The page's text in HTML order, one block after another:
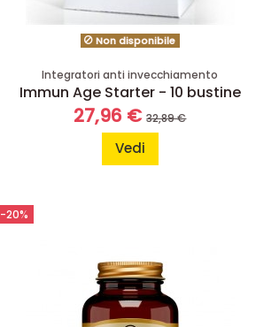
Non disponibile
Integratori anti invecchiamento
Immun Age Starter - 10 bustine
27,96 €32,89 €
Vedi
-20%